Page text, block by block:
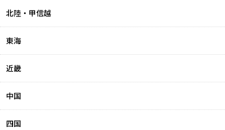
北陸・甲信越
東海
近畿
中国
四国